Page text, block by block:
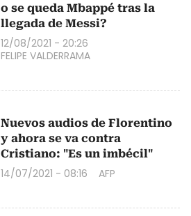
o se queda Mbappé tras la
llegada de Messi?
12/08/2021 - 20:26
FELIPE VALDERRAMA
Nuevos audios de Florentino
y ahora se va contra
Cristiano: "Es un imbécil"
14/07/2021 - 08:16 AFP